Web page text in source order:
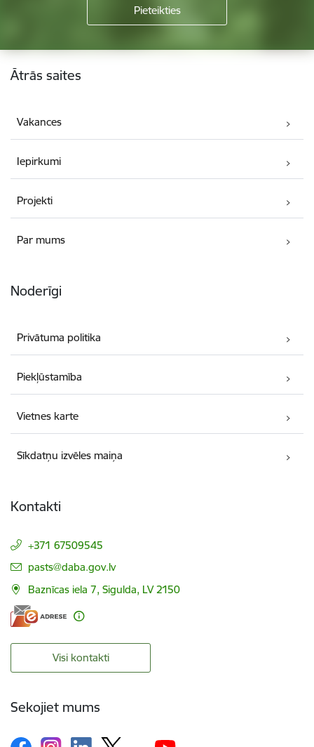
Kājene
Ātrās saites
Vakances
Iepirkumi
Projekti
Par mums
Noderīgi
Privātuma politika
Piekļūstamība
Vietnes karte
Sīkdatņu izvēles maiņa
Kontakti
+371 67509545
E-pasts:
pasts@daba.gov.lv
Baznīcas iela 7, Sigulda, LV 2150
Visi kontakti
Sekojiet mums